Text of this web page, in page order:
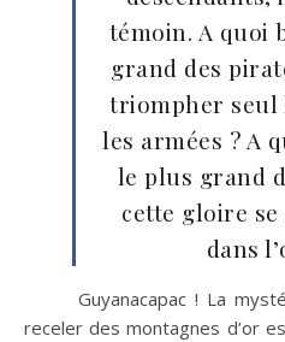
témoin. A quoi
grand des
triompher seul
les armées ? A
le plus grand
cette gloire
dans
Guyanacapac ! La
receler des montagnes d’or